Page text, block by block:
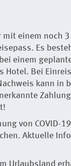
einem noch
Es
einem
Bei
kann in
von COVID-
Aktuelle
Urlaubsland